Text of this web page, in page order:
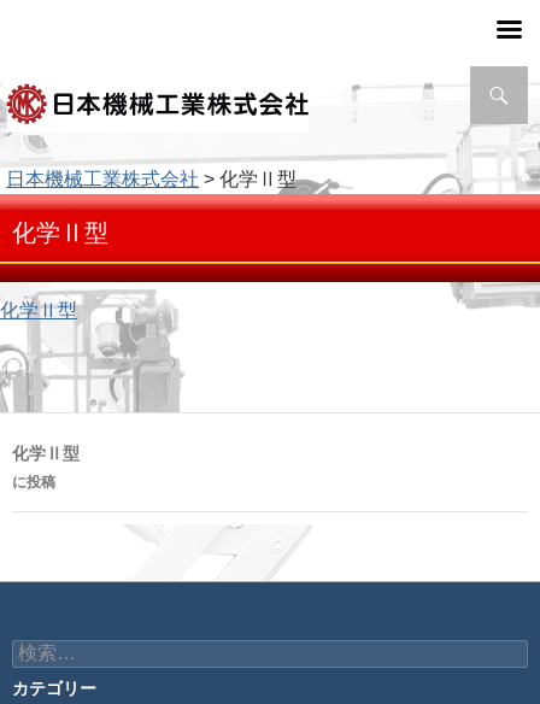
索
日本機械工業株式会社 > 化学Ⅱ型
化学Ⅱ型
化学Ⅱ型
稿
ナ
ー
シ
化学Ⅱ型
に投稿
検
索:
カテゴリー